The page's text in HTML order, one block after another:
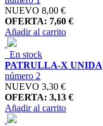
NUEVO 8,00 €
OFERTA: 7,60 €
Añadir al carrito
En stock
PATRULLA-X UNIDA
número 2
NUEVO 3,30 €
OFERTA: 3,13 €
Añadir al carrito